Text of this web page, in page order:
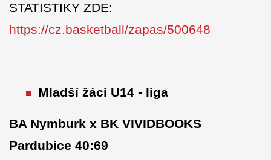
STATISTIKY ZDE:
https://cz.basketball/zapas/500648
Mladší žáci U14 - liga
BA Nymburk x BK VIVIDBOOKS
Pardubice 40:69